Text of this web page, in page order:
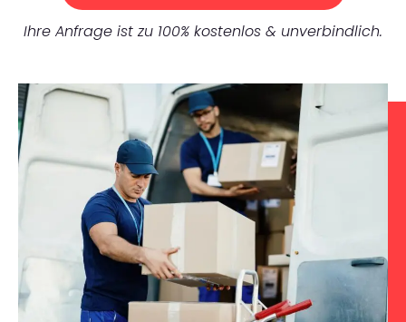
Ihre Anfrage ist zu 100% kostenlos & unverbindlich.